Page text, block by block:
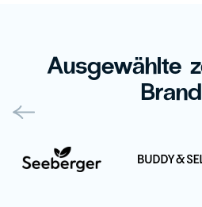
Ausgewählte